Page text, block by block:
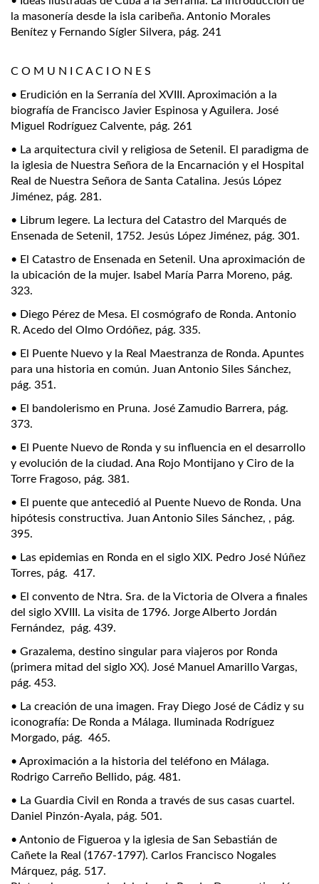
la masonería desde la isla caribeña. Antonio Morales
Benítez y Fernando Sígler Silvera, pág. 241
C O M U N I C A C I O N E S
• Erudición en la Serranía del XVIII. Aproximación a la
biografía de Francisco Javier Espinosa y Aguilera. José
Miguel Rodríguez Calvente, pág. 261
• La arquitectura civil y religiosa de Setenil. El paradigma de
la iglesia de Nuestra Señora de la Encarnación y el Hospital
Real de Nuestra Señora de Santa Catalina. Jesús López
Jiménez, pág. 281.
• Librum legere. La lectura del Catastro del Marqués de
Ensenada de Setenil, 1752. Jesús López Jiménez, pág. 301.
• El Catastro de Ensenada en Setenil. Una aproximación de
la ubicación de la mujer. Isabel María Parra Moreno, pág.
323.
• Diego Pérez de Mesa. El cosmógrafo de Ronda. Antonio
R. Acedo del Olmo Ordóñez, pág. 335.
• El Puente Nuevo y la Real Maestranza de Ronda. Apuntes
para una historia en común. Juan Antonio Siles Sánchez,
pág. 351.
• El bandolerismo en Pruna. José Zamudio Barrera, pág.
373.
• El Puente Nuevo de Ronda y su influencia en el desarrollo
y evolución de la ciudad. Ana Rojo Montijano y Ciro de la
Torre Fragoso, pág. 381.
• El puente que antecedió al Puente Nuevo de Ronda. Una
hipótesis constructiva. Juan Antonio Siles Sánchez, , pág.
395.
• Las epidemias en Ronda en el siglo XIX. Pedro José Núñez
Torres, pág. 417.
• El convento de Ntra. Sra. de la Victoria de Olvera a finales
del siglo XVIII. La visita de 1796. Jorge Alberto Jordán
Fernández, pág. 439.
• Grazalema, destino singular para viajeros por Ronda
(primera mitad del siglo XX). José Manuel Amarillo Vargas,
pág. 453.
• La creación de una imagen. Fray Diego José de Cádiz y su
iconografía: De Ronda a Málaga. Iluminada Rodríguez
Morgado, pág. 465.
• Aproximación a la historia del teléfono en Málaga.
Rodrigo Carreño Bellido, pág. 481.
• La Guardia Civil en Ronda a través de sus casas cuartel.
Daniel Pinzón-Ayala, pág. 501.
• Antonio de Figueroa y la iglesia de San Sebastián de
Cañete la Real (1767-1797). Carlos Francisco Nogales
Márquez, pág. 517.